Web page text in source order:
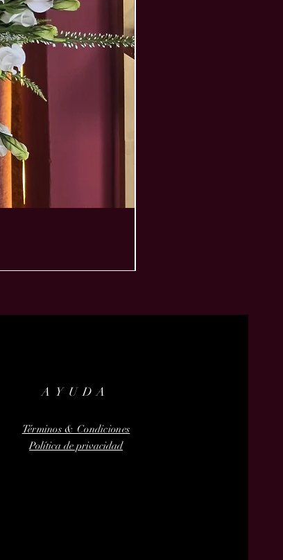
AYUDA
Términos & Condiciones
Política de privacidad